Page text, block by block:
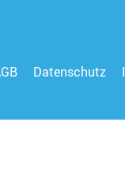
Datenschutz